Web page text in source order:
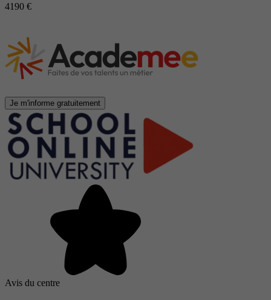
4190 €
Je m'informe gratuitement
Avis du centre